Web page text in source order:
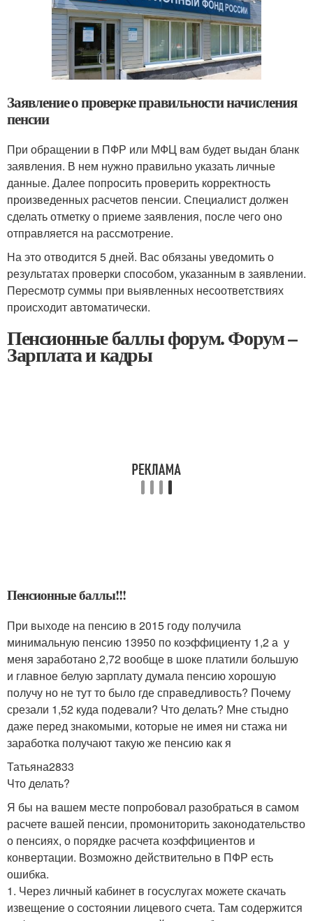
Заявление о проверке правильности начисления
пенсии
При обращении в ПФР или МФЦ вам будет выдан бланк
заявления. В нем нужно правильно указать личные
данные. Далее попросить проверить корректность
произведенных расчетов пенсии. Специалист должен
сделать отметку о приеме заявления, после чего оно
отправляется на рассмотрение.
На это отводится 5 дней. Вас обязаны уведомить о
результатах проверки способом, указанным в заявлении.
Пересмотр суммы при выявленных несоответствиях
происходит автоматически.
Пенсионные баллы форум. Форум –
Зарплата и кадры
Пенсионные баллы!!!
При выходе на пенсию в 2015 году получила
минимальную пенсию 13950 по коэффициенту 1,2 а у
меня заработано 2,72 вообще в шоке платили большую
и главное белую зарплату думала пенсию хорошую
получу но не тут то было где справедливость? Почему
срезали 1,52 куда подевали? Что делать? Мне стыдно
даже перед знакомыми, которые не имея ни стажа ни
заработка получают такую же пенсию как я
Татьяна2833
Что делать?
Я бы на вашем месте попробовал разобраться в самом
расчете вашей пенсии, промониторить законодательство
о пенсиях, о порядке расчета коэффициентов и
конвертации. Возможно действительно в ПФР есть
ошибка.
1. Через личный кабинет в госуслугах можете скачать
извещение о состоянии лицевого счета. Там содержится